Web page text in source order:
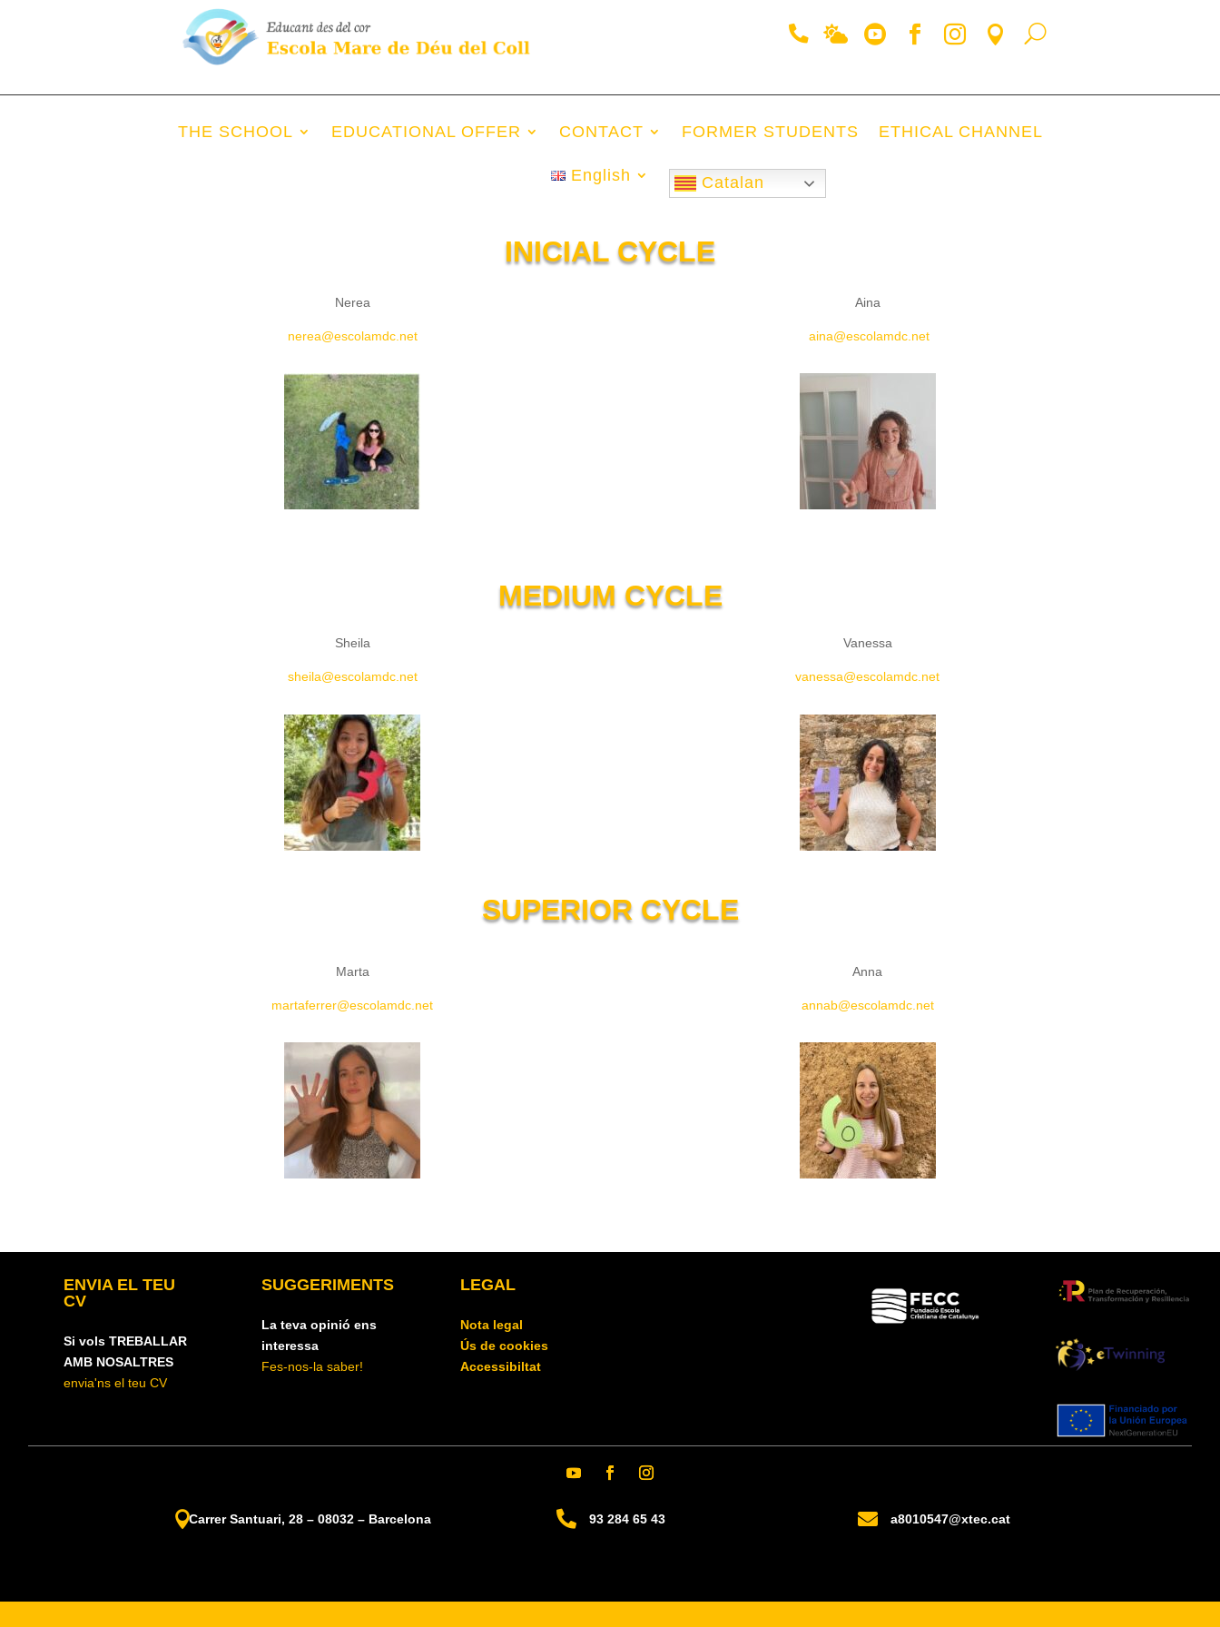
THE SCHOOL EDUCATIONAL OFFER CONTACT FORMER STUDENTS ETHICAL CHANNEL
English Catalan
INICIAL CYCLE
Nerea
nerea@escolamdc.net
Aina
aina@escolamdc.net
MEDIUM CYCLE
Sheila
sheila@escolamdc.net
Vanessa
vanessa@escolamdc.net
SUPERIOR CYCLE
Marta
martaferrer@escolamdc.net
Anna
annab@escolamdc.net
ENVIA EL TEU
CV
Si vols TREBALLAR
AMB NOSALTRES
envia'ns el teu CV
SUGGERIMENTS
La teva opinió ens
interessa
Fes-nos-la saber!
LEGAL
Nota legal
Ús de cookies
Accessibiltat
Carrer Santuari, 28 – 08032 – Barcelona  93 284 65 43  a8010547@xtec.cat